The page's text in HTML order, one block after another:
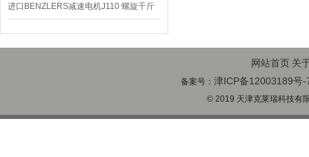
排屑机
进口BENZLERS减速电机J110 螺旋千斤
顶BD-58
网站首页 关
备案号：津ICP备12003189号-
© 2019 天津克莱瑞科技有